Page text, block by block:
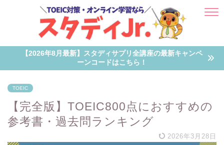
【2026年8月最新】スタディサプリ全講座の最新キャンペ
ーンコードはこちら！
TOEIC
【完全版】TOEIC800点におすすめの
参考書・過去問ランキング
2026年3月28日